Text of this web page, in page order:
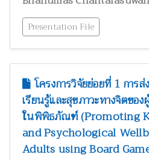
Presentation File
โครงการวิจัยย่อยที่ 1 การ
เรียนรู้และสุขภาวะทางจิตขอ
ในพิพิธภัณฑ์ (Promoting
and Psychological
Adults using Board